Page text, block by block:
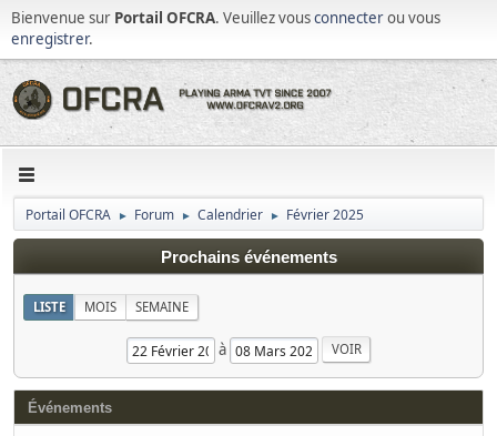
Bienvenue sur Portail OFCRA. Veuillez vousconnecterou vous
enregistrer.
Portail OFCRA ► Forum ► Calendrier ► Février 2025
Prochains événements
LISTE MOIS SEMAINE
à
Événements